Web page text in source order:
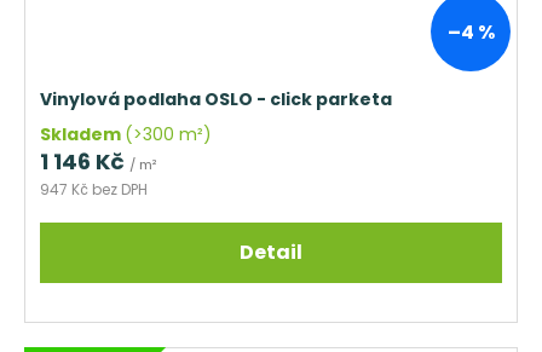
–4 %
Vinylová podlaha OSLO - click parketa
Skladem (>300 m²)
947 Kč bez DPH
1 146 Kč / m²
Detail